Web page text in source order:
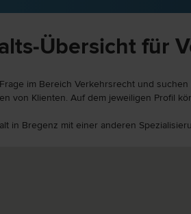
Übersicht für
im Bereich Verkehrsrecht und
von Klienten. Auf dem jeweiligen Profil
in Bregenz mit einer anderen